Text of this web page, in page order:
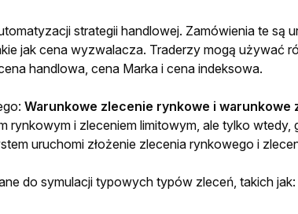
strategii handlowej. Zamówienia te są
jak cena wyzwalacza. Traderzy mogą używać
handlowa, cena Marka i cena indeksowa.
Warunkowe zlecenie rynkowe i warunkowe
rynkowym i zleceniem limitowym, ale tylko wtedy,
uruchomi złożenie zlecenia rynkowego i
do symulacji typowych typów zleceń, takich jak: